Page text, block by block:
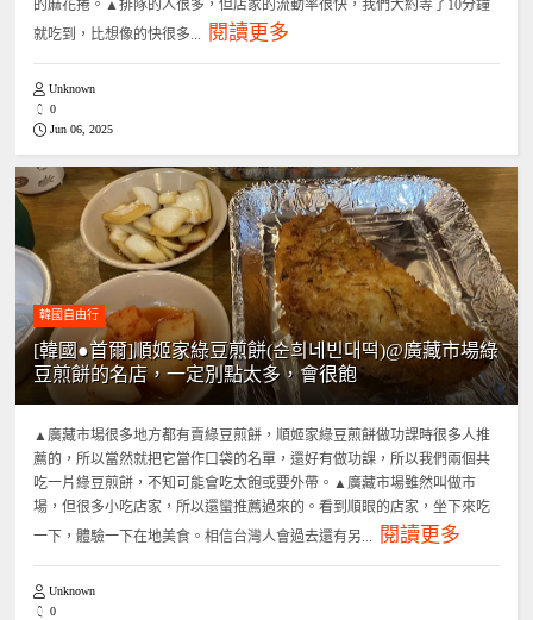
的麻花捲。▲排隊的人很多，但店家的流動率很快，我們大約等了10分鐘
就吃到，比想像的快很多...
閱讀更多
Unknown
0
Jun 06, 2025
韓國自由行
[韓國●首爾]順姬家綠豆煎餅(순희네빈대떡)@廣藏市場綠
豆煎餅的名店，一定別點太多，會很飽
▲廣藏市場很多地方都有賣綠豆煎餅，順姬家綠豆煎餅做功課時很多人推
薦的，所以當然就把它當作口袋的名單，還好有做功課，所以我們兩個共
吃一片綠豆煎餅，不知可能會吃太飽或要外帶。▲廣藏市場雖然叫做市
場，但很多小吃店家，所以還蠻推薦過來的。看到順眼的店家，坐下來吃
一下，體驗一下在地美食。相信台灣人會過去還有另...
閱讀更多
Unknown
0